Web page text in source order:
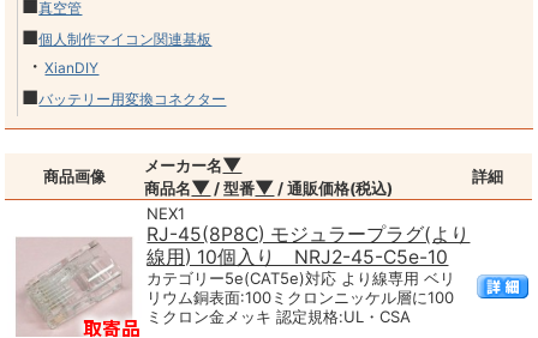
■真空管
■個人制作マイコン関連基板
・XianDIY
■バッテリー用変換コネクター
商品画像
メーカー名▼
商品名▼ / 型番▼ / 通販価格(税込)
詳細
NEX1
RJ-45(8P8C) モジュラープラグ(より
線用) 10個入り NRJ2-45-C5e-10
カテゴリー5e(CAT5e)対応 より線専用 ベリ
リウム銅表面:100ミクロンニッケル層に100
ミクロン金メッキ 認定規格:UL・CSA